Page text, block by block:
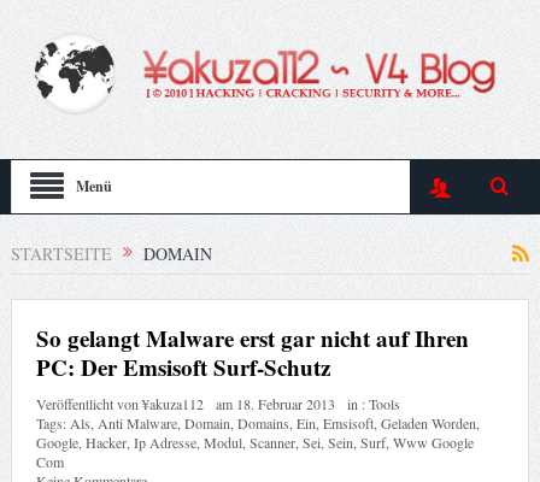
Menü
STARTSEITE DOMAIN
So gelangt Malware erst gar nicht auf Ihren
PC: Der Emsisoft Surf-Schutz
Veröffentlicht von¥akuza112 am 18. Februar 2013 in :Tools
Tags: Als Anti Malware, Domain Domains Ein Emsisoft, Geladen Worden
Google, Hacker, Ip Adresse, Modul, Scanner, Sei Sein Surf, Www Google
Com